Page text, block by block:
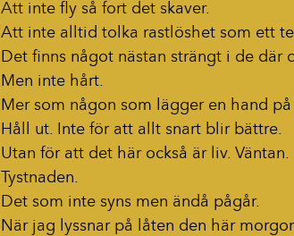
Att inte fly så fort det skaver.
Att inte alltid tolka rastlöshet som ett
Det finns något nästan strängt i de där
Men inte hårt.
Mer som någon som lägger en hand
Håll ut. Inte för att allt snart blir bättre.
Utan för att det här också är liv. Väntan.
Tystnaden.
Det som inte syns men ändå pågår.
När jag lyssnar på låten den här